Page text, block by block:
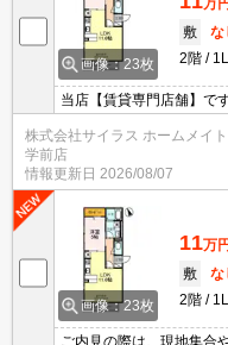
画像：23枚
万円
敷
な
2階
当店【賃貸専門店舗】で
い！どこにある物件でも
せ♪初期費用がご心配な方
お部屋探し頂けます。
株式会社サイラス ホームメイ
学前店
情報更新日 2026/08/07
画像：23枚
11万円
敷
な
2階
ご内見の際は、現地集合